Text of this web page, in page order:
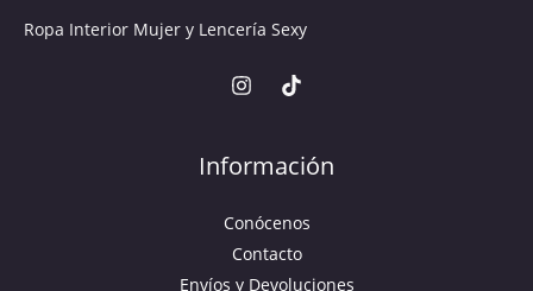
Ropa Interior Mujer y Lencería Sexy
Información
Conócenos
Contacto
Envíos y Devoluciones